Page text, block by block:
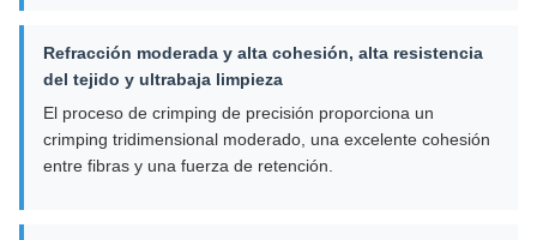
Refracción moderada y alta cohesión, alta resistencia
del tejido y ultrabaja limpieza
El proceso de crimping de precisión proporciona un
crimping tridimensional moderado, una excelente cohesión
entre fibras y una fuerza de retención.